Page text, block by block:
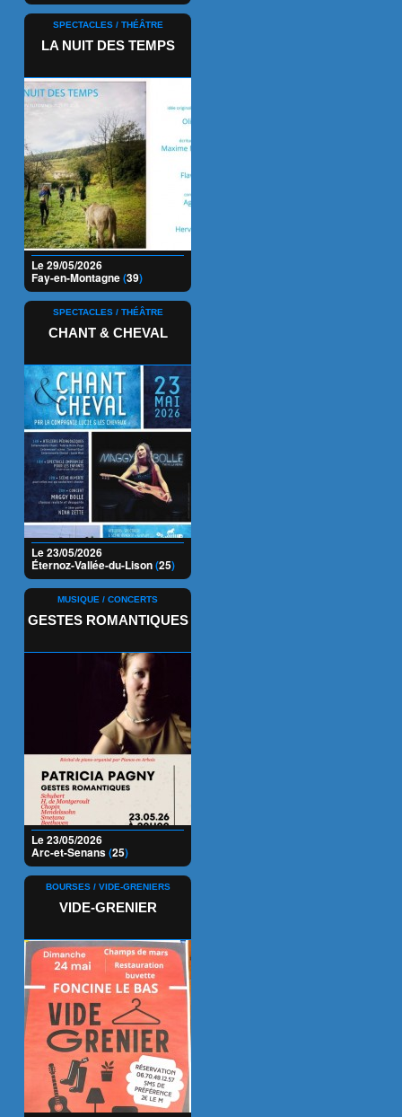
SPECTACLES / THÉÂTRE
LA NUIT DES TEMPS
Le 29/05/2026
Fay-en-Montagne(39)
SPECTACLES / THÉÂTRE
CHANT & CHEVAL
Le 23/05/2026
Éternoz-Vallée-du-Lison(25)
MUSIQUE / CONCERTS
GESTES ROMANTIQUES
Le 23/05/2026
Arc-et-Senans(25)
BOURSES / VIDE-GRENIERS
VIDE-GRENIER